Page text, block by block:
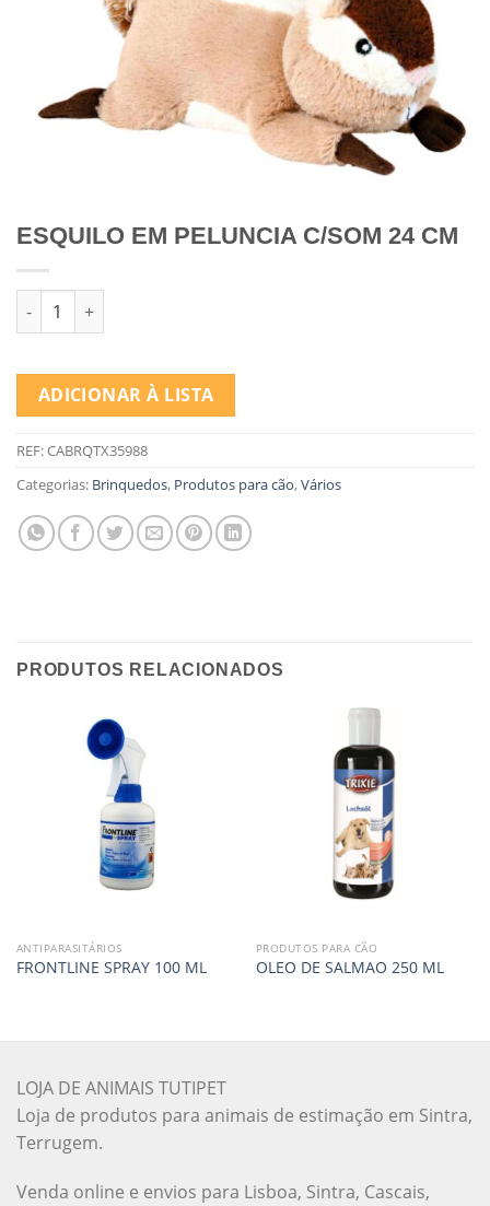
ESQUILO EM PELUNCIA C/SOM 24 CM
Quantidade de ESQUILO EM PELUNCIA C/SOM 24 CM
ADICIONAR À LISTA
REF:CABRQTX35988
Categorias: Brinquedos, Produtos para cão,Vários
PRODUTOS RELACIONADOS
ANTIPARASITÁRIOS
FRONTLINE SPRAY 100 ML
PRODUTOS PARA CÃO
OLEO DE SALMAO 250 ML
LOJA DE ANIMAIS TUTIPET
Loja de produtos para animais de estimação em Sintra,
Terrugem.
Venda online e envios para Lisboa, Sintra, Cascais,